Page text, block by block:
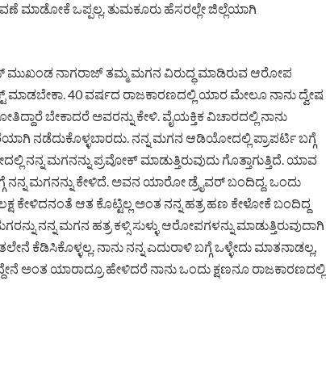
ಮಾಡೋಕೆ ಒಪ್ಪಲ್ಲ. ತುಮಕೂರು ಹೆಸರಲ್ಲೇ ಜಿಲ್ಲೆಯಾಗಿ
ಮುಖಂಡ ನಾಗರಾಜ್ ತಮ್ಮ ಮಗನ ವಿರುದ್ಧ ಮಾಡಿರುವ ಆರೋಪ
ಮಾಡಬೇಕಾ. 40 ವರ್ಷದ ರಾಜಕಾರಣದಲ್ಲಿ ಯಾರ ಮೇಲೂ ನಾನು ದ್ವೇಷ
ಬೇಕಾದರೆ ಅವರನ್ನು ಕೇಳಿ. ವೈಯಕ್ತಿಕ ವಿಚಾರದಲ್ಲಿ ನಾನು
ನಡೆದುಕೊಳ್ಳಬಾರದು. ನನ್ನ ಮಗನ ಆಡಿಯೋದಲ್ಲಿ ಪ್ರಾಪರ್ಟಿ ಬಗ್ಗೆ
ನನ್ನ ಮಗನನ್ನು ಪ್ರವೋಕ್ ಮಾಡುತ್ತಿರುವುದು ಗೊತ್ತಾಗುತ್ತಿದೆ. ಯಾವ
ನನ್ನ ಮಗನನ್ನು ಕೇಳಿದೆ. ಅವನ ಯಾರೋ ಡ್ರೈವರ್ ಬಂದಿದ್ದ. ಒಂದು
ಆತ ಕೊಟ್ಟಿಲ್ಲ ಅಂತ ನನ್ನ ಹತ್ರ ಹಣ ಕೇಳೋಕೆ ಬಂದಿದ್ದ
ನನ್ನ ಮಗನ ಹತ್ರ ಕಳ್ಸಿ ಸುಳ್ಳು ಆರೋಪಗಳನ್ನು ಮಾಡುತ್ತಿರುವುದಾಗಿ
ಕೆಡಿಸಿಕೊಳ್ಳಲ್ಲ. ನಾನು ನನ್ನ ಎದುರಾಳಿ ಬಗ್ಗೆ ಒಳ್ಳೇದು ಮಾತನಾಡಲ್ಲ,
ಅಂತ ಯಾರಾದ್ರೂ ಹೇಳಿದರೆ ನಾನು ಒಂದು ಕ್ಷಣನೂ ರಾಜಕಾರಣದಲ್ಲಿ